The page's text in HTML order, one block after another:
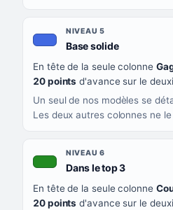
NIVEAU 5
Base solide, couleur
En tête de la seule colonne
20 points d'avance sur le
Un seul de nos modèles se
Les deux autres colonnes ne
NIVEAU 6
Dans le top 3, couleur
En tête de la seule colonne
20 points d'avance sur le